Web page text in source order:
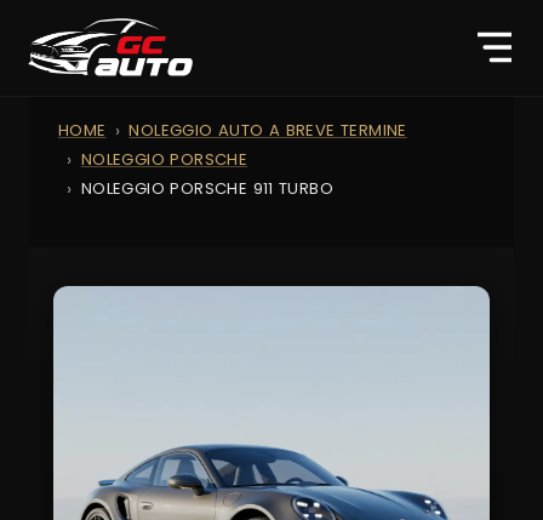
HOME
NOLEGGIO AUTO A BREVE TERMINE
NOLEGGIO PORSCHE
NOLEGGIO PORSCHE 911 TURBO